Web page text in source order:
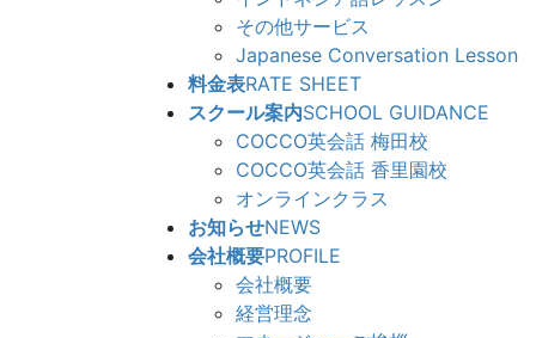
その他サービス
Japanese Conversation Lesson
料金表RATE SHEET
スクール案内SCHOOL GUIDANCE
COCCO英会話 梅田校
COCCO英会話 香里園校
オンラインクラス
お知らせNEWS
会社概要PROFILE
会社概要
経営理念